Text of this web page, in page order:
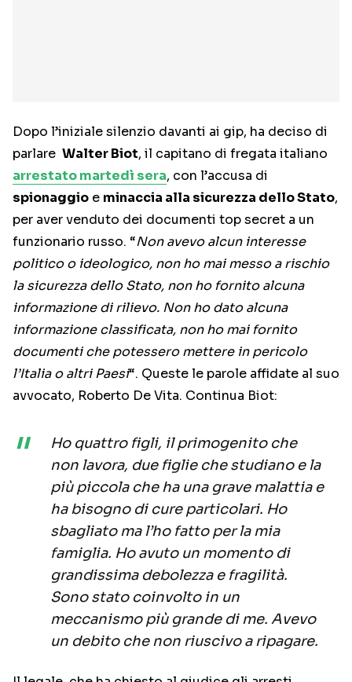
Dopo l’iniziale silenzio davanti ai gip, ha deciso di
parlare Walter Biot, il capitano di fregata italiano
arrestato martedì sera, con l’accusa di
spionaggio e minaccia alla sicurezza dello Stato,
per aver venduto dei documenti top secret a un
funzionario russo. “Non avevo alcun interesse
politico o ideologico, non ho mai messo a rischio
la sicurezza dello Stato, non ho fornito alcuna
informazione di rilievo. Non ho dato alcuna
informazione classificata, non ho mai fornito
documenti che potessero mettere in pericolo
l’Italia o altri Paesi“. Queste le parole affidate al suo
avvocato, Roberto De Vita. Continua Biot:
Ho quattro figli, il primogenito che
non lavora, due figlie che studiano e la
più piccola che ha una grave malattia e
ha bisogno di cure particolari. Ho
sbagliato ma l’ho fatto per la mia
famiglia. Ho avuto un momento di
grandissima debolezza e fragilità.
Sono stato coinvolto in un
meccanismo più grande di me. Avevo
un debito che non riuscivo a ripagare.